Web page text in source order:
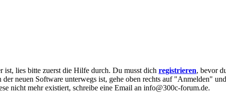
ist, lies bitte zuerst die Hilfe durch. Du musst dich registrieren, bevor
neuen Software unterwegs ist, gehe oben rechts auf "Anmelden"
nicht mehr existiert, schreibe eine Email an info@300c-forum.de.